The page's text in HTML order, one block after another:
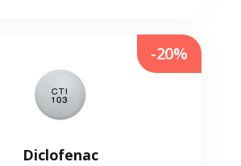
Diclofenac
-20%